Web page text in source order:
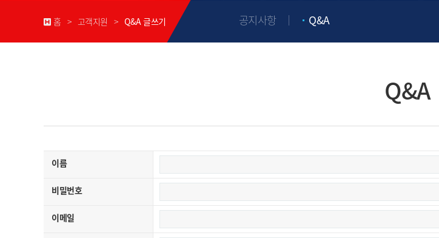
홈 > 고객지원 >Q&A 글쓰기 공지사항 Q&A
Q&A
이름
비밀번호
이메일